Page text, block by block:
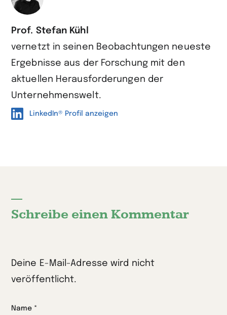
Prof. Stefan Kühl
vernetzt in seinen Beobachtungen neueste
Ergebnisse aus der Forschung mit den
aktuellen Herausforderungen der
Unternehmenswelt.
LinkedIn® Profil anzeigen
Schreibe einen Kommentar
Deine E-Mail-Adresse wird nicht
veröffentlicht.
Name *